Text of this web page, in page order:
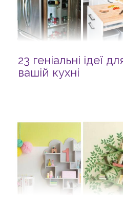
23 геніальні ідеї
вашій кухні